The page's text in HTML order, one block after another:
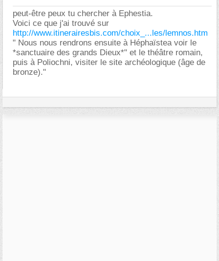
peut-être peux tu chercher à Ephestia.
Voici ce que j'ai trouvé sur
http://www.itinerairesbis.com/choix_...les/lemnos.htm
" Nous nous rendrons ensuite à Héphaïstea voir le
*sanctuaire des grands Dieux*" et le théâtre romain,
puis à Poliochni, visiter le site archéologique (âge de
bronze)."